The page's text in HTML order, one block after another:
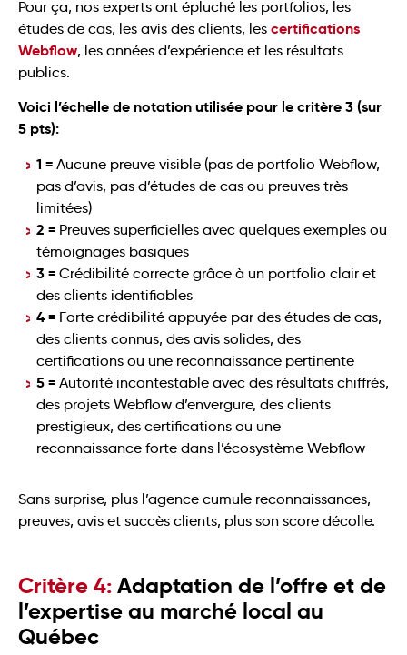
Pour ça, nos experts ont épluché les portfolios, les
études de cas, les avis des clients, les certifications
Webflow, les années d’expérience et les résultats
publics.
Voici l’échelle de notation utilisée pour le critère 3 (sur
5 pts):
1 = Aucune preuve visible (pas de portfolio Webflow,
pas d’avis, pas d’études de cas ou preuves très
limitées)
2 = Preuves superficielles avec quelques exemples ou
témoignages basiques
3 = Crédibilité correcte grâce à un portfolio clair et
des clients identifiables
4 = Forte crédibilité appuyée par des études de cas,
des clients connus, des avis solides, des
certifications ou une reconnaissance pertinente
5 = Autorité incontestable avec des résultats chiffrés,
des projets Webflow d’envergure, des clients
prestigieux, des certifications ou une
reconnaissance forte dans l’écosystème Webflow
Sans surprise, plus l’agence cumule reconnaissances,
preuves, avis et succès clients, plus son score décolle.
Critère 4: Adaptation de l’offre et de
l’expertise au marché local au
Québec